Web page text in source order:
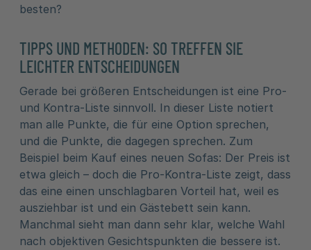
besten?
TIPPS UND METHODEN: SO TREFFEN SIE
LEICHTER ENTSCHEIDUNGEN
Gerade bei größeren Entscheidungen ist eine Pro-
und Kontra-Liste sinnvoll. In dieser Liste notiert
man alle Punkte, die für eine Option sprechen,
und die Punkte, die dagegen sprechen. Zum
Beispiel beim Kauf eines neuen Sofas: Der Preis ist
etwa gleich – doch die Pro-Kontra-Liste zeigt, dass
das eine einen unschlagbaren Vorteil hat, weil es
ausziehbar ist und ein Gästebett sein kann.
Manchmal sieht man dann sehr klar, welche Wahl
nach objektiven Gesichtspunkten die bessere ist.